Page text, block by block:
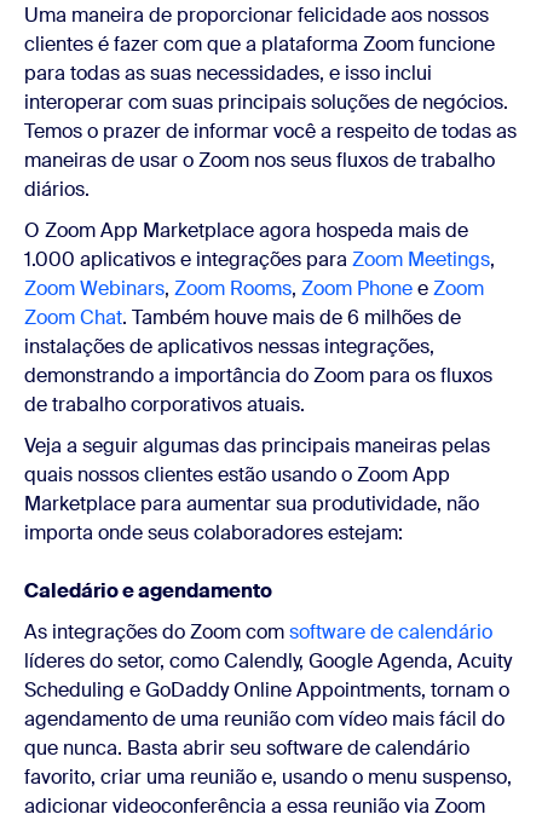
Uma maneira de proporcionar felicidade aos nossos
clientes é fazer com que a plataforma Zoom funcione
para todas as suas necessidades, e isso inclui
interoperar com suas principais soluções de negócios.
Temos o prazer de informar você a respeito de todas as
maneiras de usar o Zoom nos seus fluxos de trabalho
diários.
O Zoom App Marketplace agora hospeda mais de
1.000 aplicativos e integrações para Zoom Meetings,
Zoom Webinars, Zoom Rooms, Zoom PhoneeZoom
Zoom Chat. Também houve mais de 6 milhões de
instalações de aplicativos nessas integrações,
demonstrando a importância do Zoom para os fluxos
de trabalho corporativos atuais.
Veja a seguir algumas das principais maneiras pelas
quais nossos clientes estão usando o Zoom App
Marketplace para aumentar sua produtividade, não
importa onde seus colaboradores estejam:
Caledário e agendamento
As integrações do Zoom comsoftware de calendário
líderes do setor, como Calendly, Google Agenda, Acuity
Scheduling e GoDaddy Online Appointments, tornam o
agendamento de uma reunião com vídeo mais fácil do
que nunca. Basta abrir seu software de calendário
favorito, criar uma reunião e, usando o menu suspenso,
adicionar videoconferência a essa reunião via Zoom